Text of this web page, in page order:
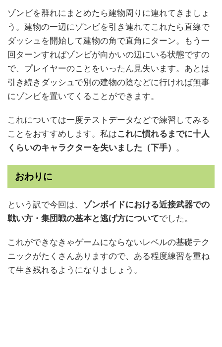
ゾンビを群れにまとめたら建物周りに連れてきましょ
う。建物の一辺にゾンビを引き連れてこれたら直線で
ダッシュを開始して建物の角で直角にターン。もう一
回ターンすればゾンビが向かいの辺にいる状態ですの
で、プレイヤーのことをいったん見失います。あとは
引き続きダッシュで別の建物の陰などに行ければ無事
にゾンビを置いてくることができます。
これについては一度テストデータなどで練習してみる
ことをおすすめします。私はこれに慣れるまでに十人
くらいのキャラクターを失いました（下手）
。
おわりに
という訳で今回は、 ゾンボイドにおける近接武器での
戦い方・集団戦の基本と逃げ方についてでした。
これができなきゃゲームにならないレベルの基礎テク
ニックがたくさんありますので、ある程度練習を重ね
て生き残れるようになりましょう。